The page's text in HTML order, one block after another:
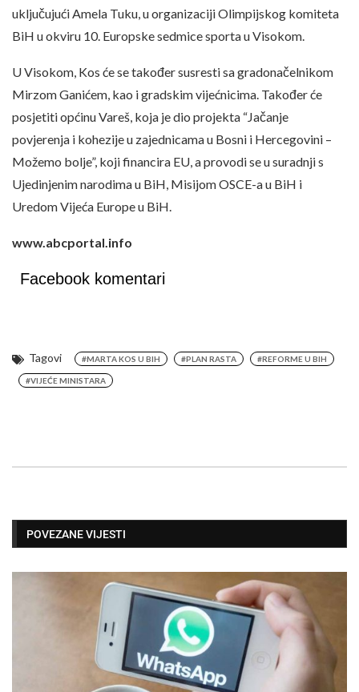
uključujući Amela Tuku, u organizaciji Olimpijskog komiteta
BiH u okviru 10. Europske sedmice sporta u Visokom.
U Visokom, Kos će se također susresti sa gradonačelnikom
Mirzom Ganićem, kao i gradskim vijećnicima. Također će
posjetiti općinu Vareš, koja je dio projekta “Jačanje
povjerenja i kohezije u zajednicama u Bosni i Hercegovini –
Možemo bolje”, koji financira EU, a provodi se u suradnji s
Ujedinjenim narodima u BiH, Misijom OSCE-a u BiH i
Uredom Vijeća Europe u BiH.
www.abcportal.info
Facebook komentari
Tagovi #MARTA KOS U BIH #PLAN RASTA #REFORME U BIH
#VIJEĆE MINISTARA
POVEZANE VIJESTI